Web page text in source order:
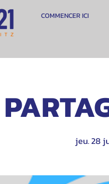
COMMENCER ICI
jeu. 28